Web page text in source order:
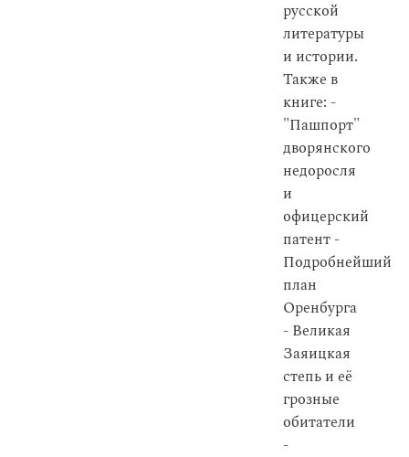
русской
литературы
и истории.
Также в
книге: -
"Пашпорт"
дворянского
недоросля
и
офицерский
патент -
Подробнейший
план
Оренбурга
- Великая
Заяицкая
степь и её
грозные
обитатели
-